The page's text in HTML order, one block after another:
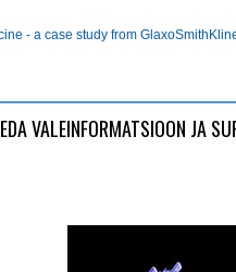
- a case study from
VALEINFORMATSIOON JA